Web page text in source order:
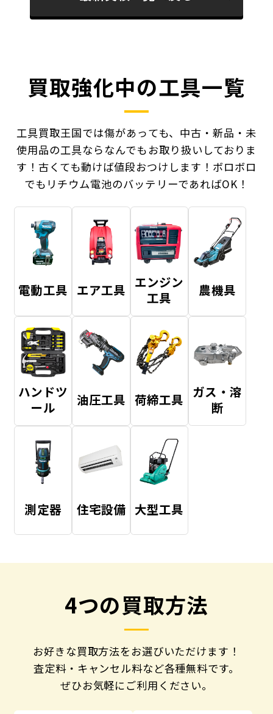
買取強化中の工具一覧
工具買取王国では傷があっても、中古・新品・未
使用品の工具ならなんでもお取り扱いしておりま
す！ 古くても動けば値段おつけします！ボロボロ
でもリチウム電池のバッテリーであればOK！
電動工具 エア工具 エンジン
工具
農機具
ハンドツ
ール
油圧工具 荷締工具 ガス・溶
断
測定器 住宅設備 大型工具
4つの買取方法
お好きな買取方法をお選びいただけます！
査定料・キャンセル料など各種無料です。
ぜひお気軽にご利用ください。